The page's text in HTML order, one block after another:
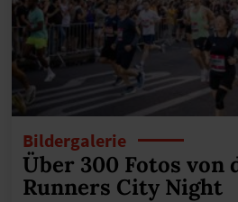
Bildergalerie
Über 300 Fotos von
Runners City Night